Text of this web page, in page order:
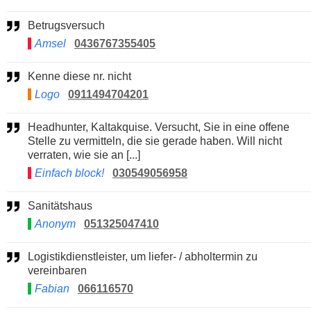
Betrugsversuch
Amsel
0436767355405
Kenne diese nr. nicht
Logo
0911494704201
Headhunter, Kaltakquise. Versucht, Sie in eine offene
Stelle zu vermitteln, die sie gerade haben. Will nicht
verraten, wie sie an [...]
Einfach block!
030549056958
Sanitätshaus
Anonym
051325047410
Logistikdienstleister, um liefer- / abholtermin zu
vereinbaren
Fabian
066116570